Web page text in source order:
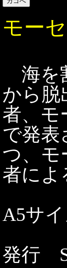
モー
海を
から脱
者、モ
で発表
つ、モ
者によ
A5サ
発行